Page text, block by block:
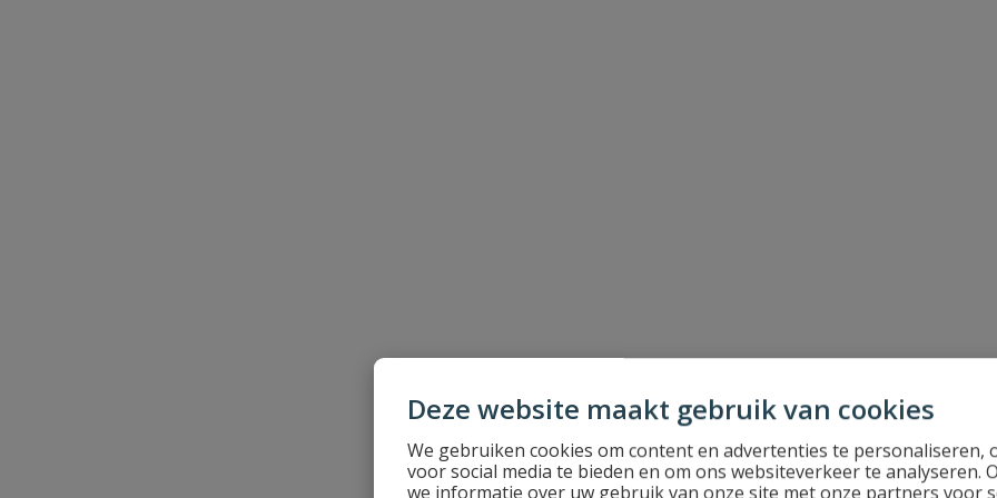
Deze website maakt gebruik van cookies
We gebruiken cookies om content en advertenties te personaliseren,
voor social media te bieden en om ons websiteverkeer te analyseren.
we informatie over uw gebruik van onze site met onze partners voor